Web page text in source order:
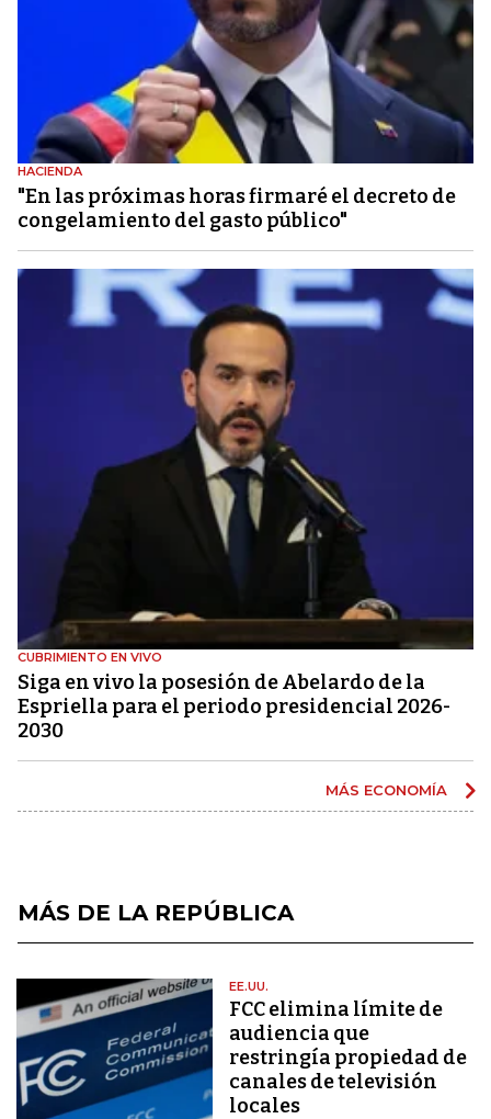
HACIENDA
"En las próximas horas firmaré el decreto de
congelamiento del gasto público"
CUBRIMIENTO EN VIVO
Siga en vivo la posesión de Abelardo de la
Espriella para el periodo presidencial 2026-
2030
MÁS ECONOMÍA
MÁS DE LA REPÚBLICA
EE.UU.
FCC elimina límite de
audiencia que
restringía propiedad de
canales de televisión
locales